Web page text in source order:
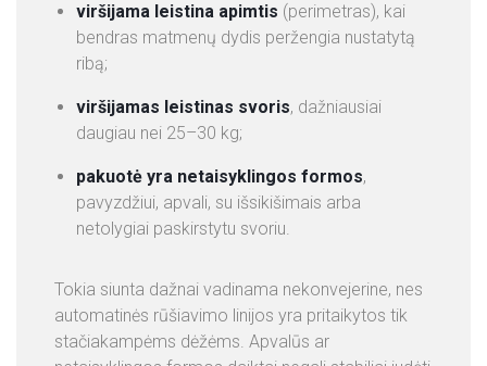
viršijama leistina apimtis (perimetras), kai
bendras matmenų dydis peržengia nustatytą
ribą;
viršijamas leistinas svoris, dažniausiai
daugiau nei 25–30 kg;
pakuotė yra netaisyklingos formos,
pavyzdžiui, apvali, su išsikišimais arba
netolygiai paskirstytu svoriu.
Tokia siunta dažnai vadinama nekonvejerine, nes
automatinės rūšiavimo linijos yra pritaikytos tik
stačiakampėms dėžėms. Apvalūs ar